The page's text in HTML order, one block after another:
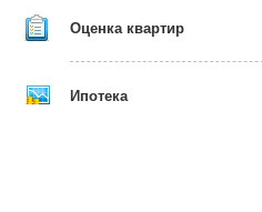
Оценка квартир
Ипотека